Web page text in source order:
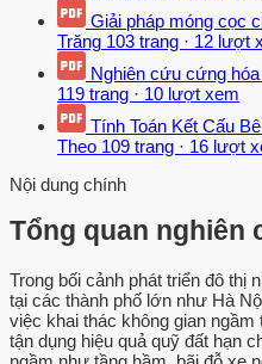
Giải pháp móng cọc
Trăng 103 trang · 12 lượt
Nghiên cứu cứng
119 trang · 10 lượt xem
Tính Toán Kết Cấu
Theo 109 trang · 16 lượt
Nội dung chính
Tổng quan nghiên
Trong bối cảnh phát triển đô thị
tại các thành phố lớn như Hà
việc khai thác không gian
tận dụng hiệu quả quỹ đất hạn